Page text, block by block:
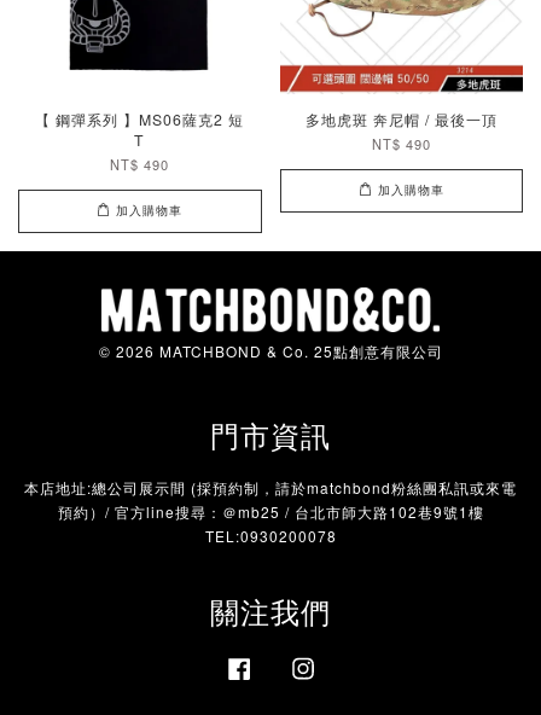
【 鋼彈系列 】MS06薩克2 短
T
NT$ 490
加入購物車
多地虎斑 奔尼帽 / 最後一頂
NT$ 490
加入購物車
© 2026 MATCHBOND & Co. 25點創意有限公司
門市資訊
本店地址:總公司展示間 (採預約制，請於matchbond粉絲團私訊或來電
預約）/ 官方line搜尋：＠mb25 / 台北市師大路102巷9號1樓
TEL:0930200078
關注我們
Facebook